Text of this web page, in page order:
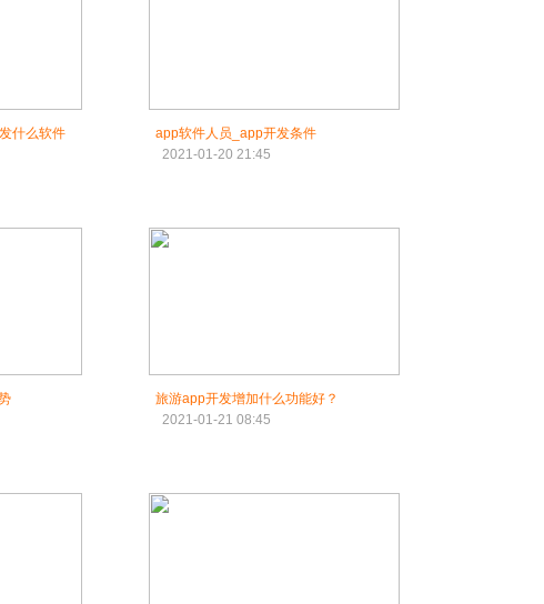
什么软件
app软件人员_app开发条件
2021-01-20 21:45
旅游app开发增加什么功能好？
2021-01-21 08:45